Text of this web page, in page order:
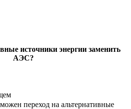
источники энергии заменить
АЭС?
переход на альтернативные